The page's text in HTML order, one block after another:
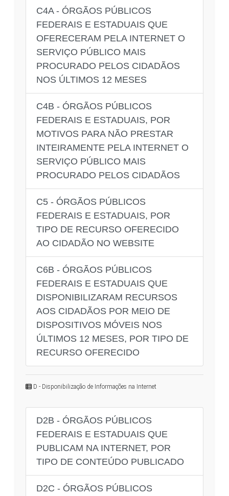
C4A - ÓRGÃOS PÚBLICOS
FEDERAIS E ESTADUAIS QUE
OFERECERAM PELA INTERNET O
SERVIÇO PÚBLICO MAIS
PROCURADO PELOS CIDADÃOS
NOS ÚLTIMOS 12 MESES
C4B - ÓRGÃOS PÚBLICOS
FEDERAIS E ESTADUAIS, POR
MOTIVOS PARA NÃO PRESTAR
INTEIRAMENTE PELA INTERNET O
SERVIÇO PÚBLICO MAIS
PROCURADO PELOS CIDADÃOS
C5 - ÓRGÃOS PÚBLICOS
FEDERAIS E ESTADUAIS, POR
TIPO DE RECURSO OFERECIDO
AO CIDADÃO NO WEBSITE
C6B - ÓRGÃOS PÚBLICOS
FEDERAIS E ESTADUAIS QUE
DISPONIBILIZARAM RECURSOS
AOS CIDADÃOS POR MEIO DE
DISPOSITIVOS MÓVEIS NOS
ÚLTIMOS 12 MESES, POR TIPO DE
RECURSO OFERECIDO
D - Disponibilização de Informações na Internet
D2B - ÓRGÃOS PÚBLICOS
FEDERAIS E ESTADUAIS QUE
PUBLICAM NA INTERNET, POR
TIPO DE CONTEÚDO PUBLICADO
D2C - ÓRGÃOS PÚBLICOS